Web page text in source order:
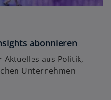
abonnieren
aus Politik,
Unternehmen